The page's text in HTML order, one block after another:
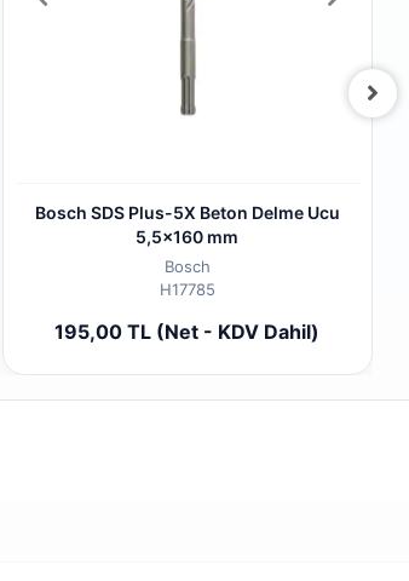
Bosch SDS Plus-5X Beton Delme Ucu
5,5x160 mm
Bosch
H17785
195,00 TL (Net - KDV Dahil)